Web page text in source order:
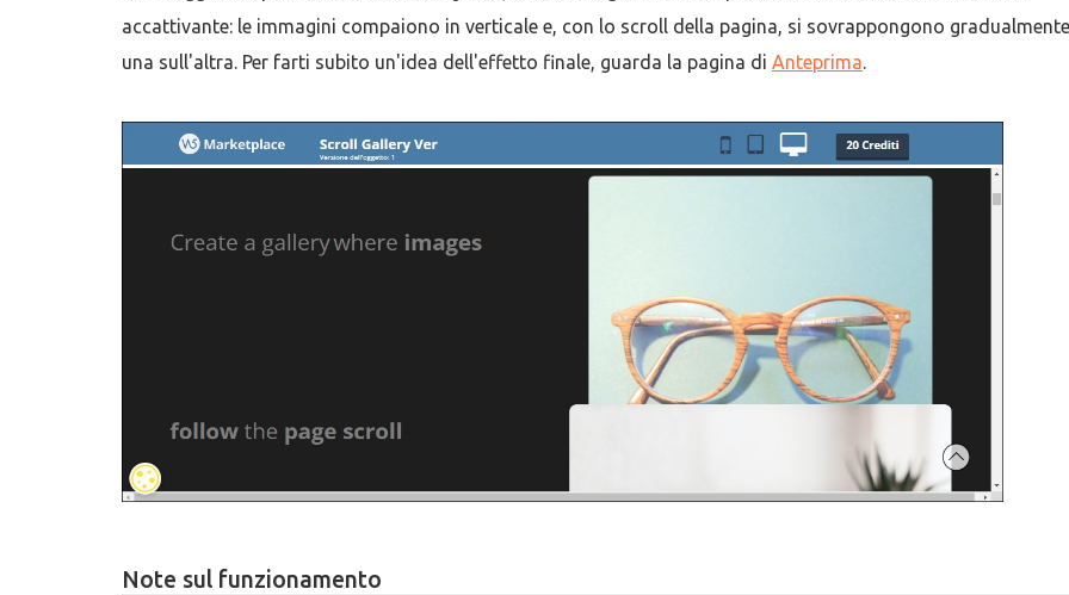
accattivante: le immagini compaiono in verticale e, con lo scroll della pagina, si sovrappongono gradualmente
una sull'altra. Per farti subito un'idea dell'effetto finale, guarda la pagina di Anteprima.
Note sul funzionamento